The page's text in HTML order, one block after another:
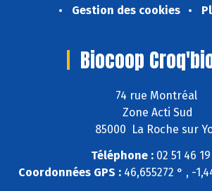
Gestion des cookies
Biocoop
74 rue Montréal
Zone Acti Sud
85000 La Roche sur
Téléphone :02 51 46
Coordonnées GPS :46,655272 ° , -